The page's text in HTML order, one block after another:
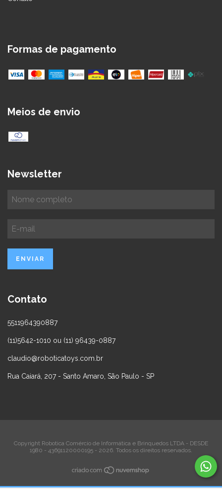
Formas de pagamento
Meios de envio
Newsletter
Contato
5511964390887
(11)5642-1010 ou (11) 96439-0887
claudio@roboticatoys.com.br
Rua Caiará, 207 - Santo Amaro, São Paulo - SP
Copyright Robotica Comércio de Informática e Brinquedos LTDA - DESDE
1980 - 43691120000195 - 2026. Todos os direitos reservados.